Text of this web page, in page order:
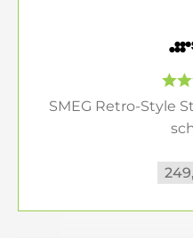
SMEG Retro-Style